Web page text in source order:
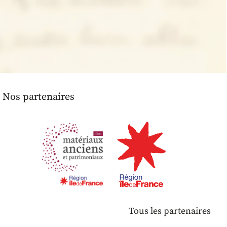
Nos partenaires
Tous les partenaires